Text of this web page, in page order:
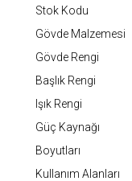
Stok Kodu
Gövde Malzemesi
Gövde Rengi
Başlık Rengi
Işık Rengi
Güç Kaynağı
Boyutları
Kullanım Alanları